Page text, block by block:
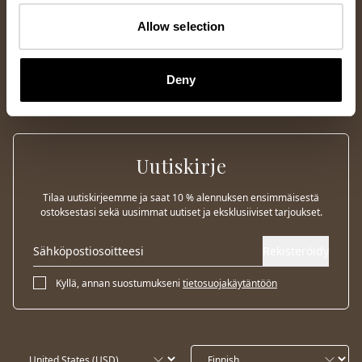
Allow selection
Deny
Uutiskirje
Tilaa uutiskirjeemme ja saat 10 % alennuksen ensimmäisestä
ostoksestasi sekä uusimmat uutiset ja eksklusiiviset tarjoukset.
Kyllä, annan suostumukseni tietosuojakäytäntöön